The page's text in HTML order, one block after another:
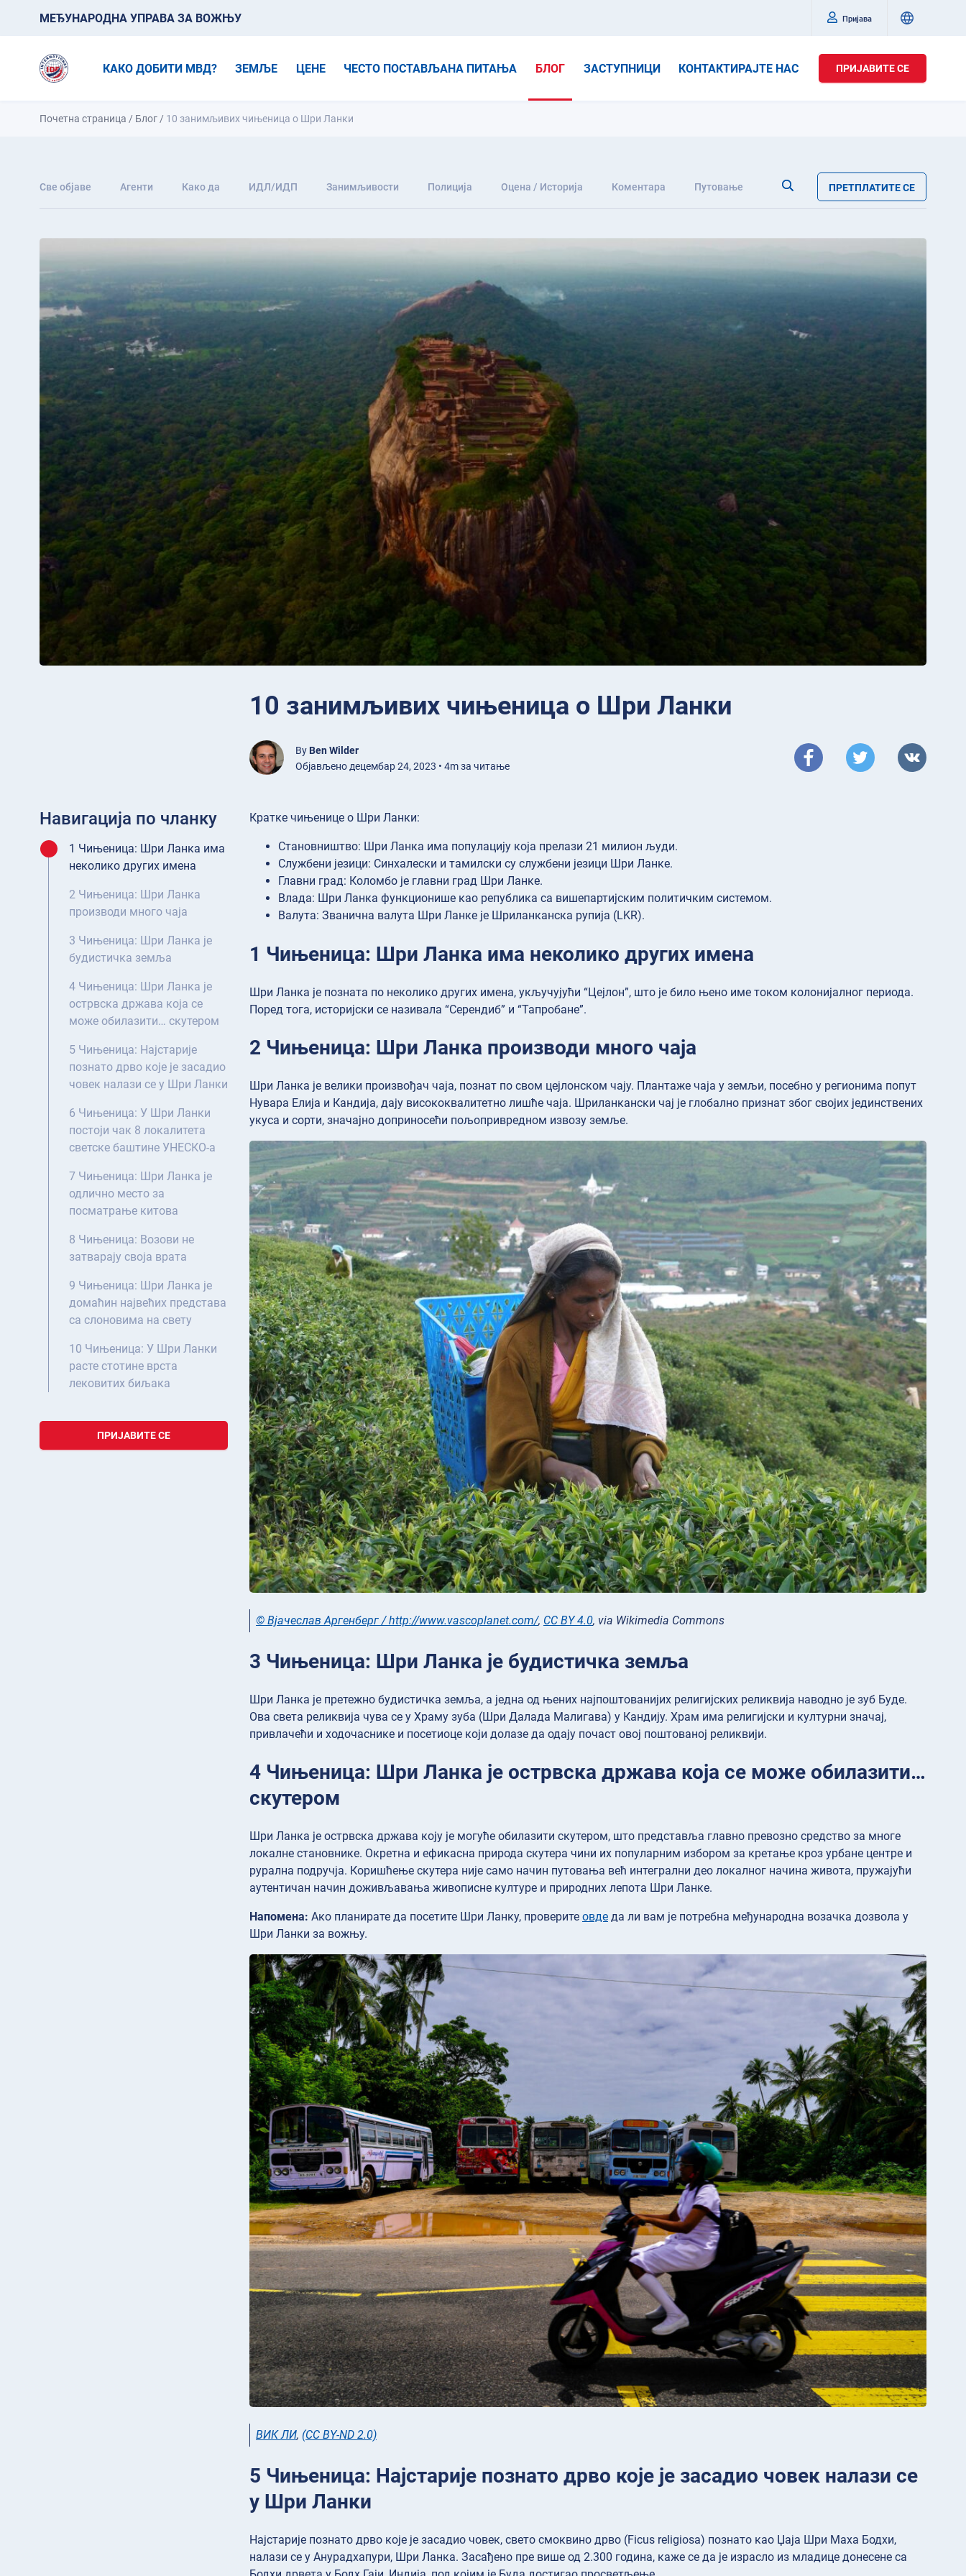
МЕЂУНАРОДНА УПРАВА ЗА ВОЖЊУ Пријава
КАКО ДОБИТИ МВД? ЗЕМЉЕ ЦЕНЕ ЧЕСТО ПОСТАВЉАНА ПИТАЊА БЛОГ ЗАСТУПНИЦИ КОНТАКТИРАЈТЕ НАС ПРИЈАВИТЕ СЕ
Почетна страница / Блог / 10 занимљивих чињеница о Шри Ланки
Све објаве Агенти Како да ИДЛ/ИДП Занимљивости Полиција Оцена / Историја Коментара Путовање ПРЕТПЛАТИТЕ СЕ
10 занимљивих чињеница о Шри Ланки
By Ben Wilder
Објављено децембар 24, 2023 • 4m за читање
Навигација по чланку
1 Чињеница: Шри Ланка има
неколико других имена
2 Чињеница: Шри Ланка
производи много чаја
3 Чињеница: Шри Ланка је
будистичка земља
4 Чињеница: Шри Ланка је
острвска држава која се
може обилазити… скутером
5 Чињеница: Најстарије
познато дрво које је засадио
човек налази се у Шри Ланки
6 Чињеница: У Шри Ланки
постоји чак 8 локалитета
светске баштине УНЕСКО-а
7 Чињеница: Шри Ланка је
одлично место за
посматрање китова
8 Чињеница: Возови не
затварају своја врата
9 Чињеница: Шри Ланка је
домаћин највећих представа
са слоновима на свету
10 Чињеница: У Шри Ланки
расте стотине врста
лековитих биљака
ПРИЈАВИТЕ СЕ
Кратке чињенице о Шри Ланки:
Становништво: Шри Ланка има популацију која прелази 21 милион људи.
Службени језици: Синхалески и тамилски су службени језици Шри Ланке.
Главни град: Коломбо је главни град Шри Ланке.
Влада: Шри Ланка функционише као република са вишепартијским политичким системом.
Валута: Званична валута Шри Ланке је Шриланканска рупија (LKR).
1 Чињеница: Шри Ланка има неколико других имена
Шри Ланка је позната по неколико других имена, укључујући “Цејлон”, што је било њено име током колонијалног периода.
Поред тога, историјски се називала “Серендиб” и “Тапробане”.
2 Чињеница: Шри Ланка производи много чаја
Шри Ланка је велики произвођач чаја, познат по свом цејлонском чају. Плантаже чаја у земљи, посебно у регионима попут
Нувара Елија и Кандија, дају висококвалитетно лишће чаја. Шриланкански чај је глобално признат због својих јединствених
укуса и сорти, значајно доприносећи пољопривредном извозу земље.
© Вјачеслав Аргенберг / http://www.vascoplanet.com/, CC BY 4.0, via Wikimedia Commons
3 Чињеница: Шри Ланка је будистичка земља
Шри Ланка је претежно будистичка земља, а једна од њених најпоштованијих религијских реликвија наводно је зуб Буде.
Ова света реликвија чува се у Храму зуба (Шри Далада Малигава) у Кандију. Храм има религијски и културни значај,
привлачећи и ходочаснике и посетиоце који долазе да одају почаст овој поштованој реликвији.
4 Чињеница: Шри Ланка је острвска држава која се може обилазити…
скутером
Шри Ланка је острвска држава коју је могуће обилазити скутером, што представља главно превозно средство за многе
локалне становнике. Окретна и ефикасна природа скутера чини их популарним избором за кретање кроз урбане центре и
рурална подручја. Коришћење скутера није само начин путовања већ интегрални део локалног начина живота, пружајући
аутентичан начин доживљавања живописне културе и природних лепота Шри Ланке.
Напомена: Ако планирате да посетите Шри Ланку, проверите овде да ли вам је потребна међународна возачка дозвола у
Шри Ланки за вожњу.
ВИК ЛИ, (CC BY-ND 2.0)
5 Чињеница: Најстарије познато дрво које је засадио човек налази се
у Шри Ланки
Најстарије познато дрво које је засадио човек, свето смоквино дрво (Ficus religiosa) познато као Џаја Шри Маха Бодхи,
налази се у Анурадхапури, Шри Ланка. Засађено пре више од 2.300 година, каже се да је израсло из младице донесене са